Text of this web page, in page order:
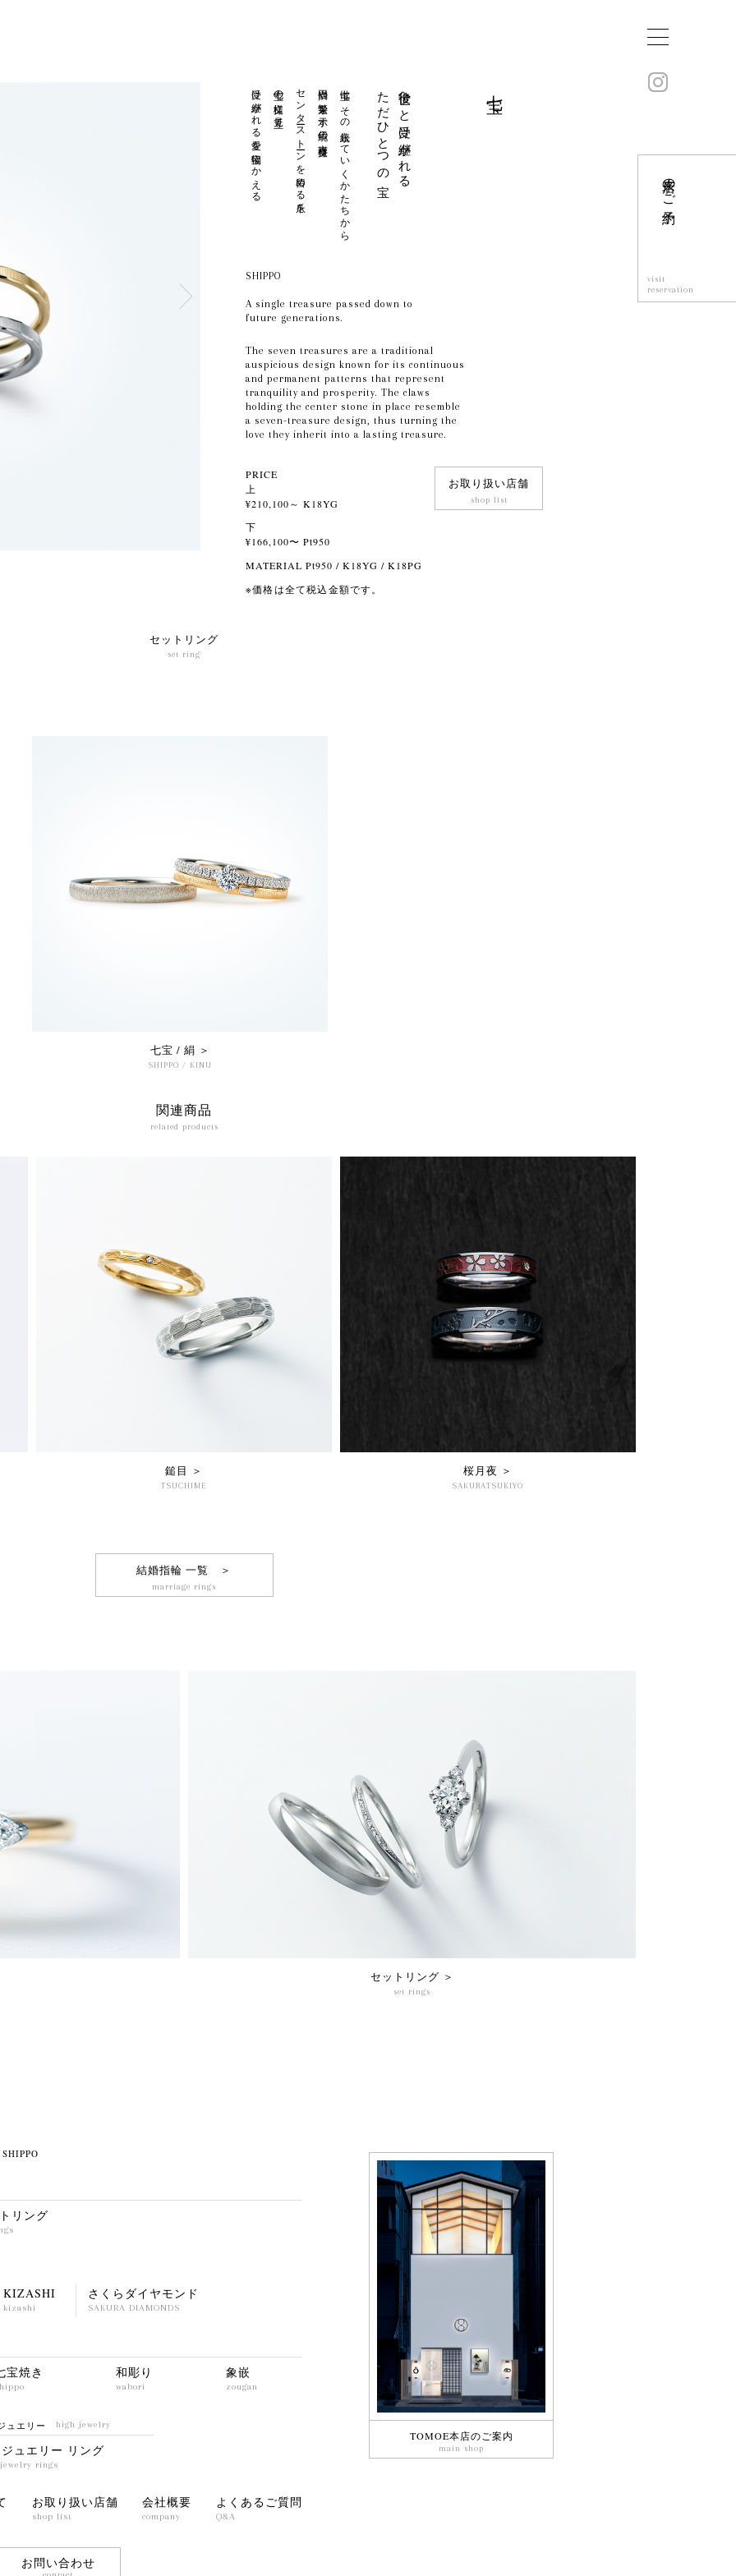
来店のご予約
visit
reservation
後世へと受け継がれる
ただひとつの宝
七宝は その永続していくかたちから
円満や繁栄を示す伝統の吉祥文様
センターストーンを留める爪を
七宝の文様に見立て
受け継がれる愛を宝物にかえる
SHIPPO
A single treasure passed down to
future generations.
The seven treasures are a traditional
auspicious design known for its continuous
and permanent patterns that represent
tranquility and prosperity. The claws
holding the center stone in place resemble
a seven-treasure design, thus turning the
love they inherit into a lasting treasure.
PRICE
上
¥210,100～ K18YG
下
¥166,100〜 Pt950
MATERIAL Pt950 / K18YG / K18PG
お取り扱い店舗
shop list
※価格は全て税込金額です。
セットリング
set ring
七宝 / 絹 ＞
SHIPPO / KINU
関連商品
related products
鎚目 ＞
TSUCHIME
桜月夜 ＞
SAKURATSUKIYO
結婚指輪 一覧 ＞
marriage rings
セットリング ＞
set rings
リング
KIZASHI
kizashi
さくらダイヤモンド
SAKURA DIAMONDS
宝焼き 和彫り
wabori
象嵌
zougan
ュエリー high jewelry
ュエリー リング
rings
お取り扱い店舗
shop list
会社概要
company
よくあるご質問
Q&A
お問い合わせ
TOMOE本店のご案内
main shop